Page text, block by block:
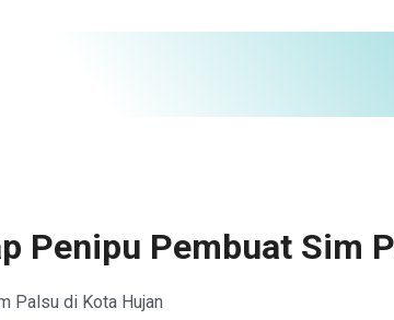
Penipu Pembuat Sim